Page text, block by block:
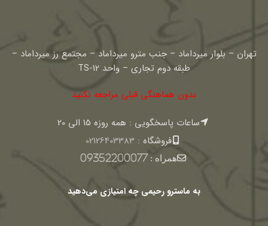
تهران – بلوار میرداماد – جنب مترو میرداماد – مجتمع رز میرداماد –
طبقه دوم تجاری – واحد TS-12
بدون هماهنگی قبلی مراجعه نکنید
ساعات پاسخگویی : همه روزه 15 الی 20
فروشگاه : 02126403383
همراه :09352200077
به ماسترو رحیمی چه امتیازی می‌دهید